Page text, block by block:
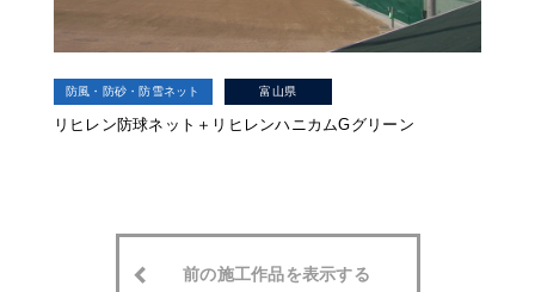
防風・防砂・防雪ネット 富山県
リヒレン防球ネット＋リヒレンハニカムGグリーン
前の施工作品を表示する